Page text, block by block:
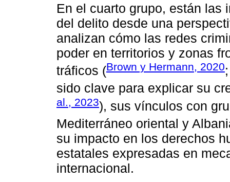
En el cuarto grupo, están las
del delito desde una
analizan cómo las redes
poder en territorios y zonas
tráficos (Brown y Hermann, 2020
sido clave para explicar su
al., 2023), sus vínculos con
Mediterráneo oriental y
su impacto en los derechos
estatales expresadas en
internacional.